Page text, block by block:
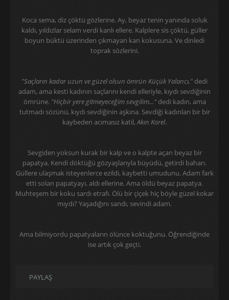
Koca sema, diz çöktü gözlerine. Ay, beyaz tenin yanında soluk
kaldı, yıldızlar selam verdi kanlı ellere. Kalplere sis çöktü, güller
boyun büktü üzerinden çıkmayan kan kokusuna. Ve dinledi
toprak sözlerini.
"Saçların kadar uzun ve güzel olsun ömrün Küçük Yalancı," dedi
adam, ama kesti kadının saçlarını kendi elleriyle, kıydı sevdiğinin
ömrüne. "Hiçbir yere gitmeyeceğim sevgilim..."dedi kadın, ama
tutmadı sözünü, kıydı sevdiğinin aşkına. Sevdiği kadınları bir bir
kaybeden acımasız katil,Akın Korel.
Sevgiden yoksun kurak bir kalp ve o kalpte açan beyaz bir
papatya. Kendi döktüğü gözyaşlarıyla büyüdü, getirdi baharı.
Güllere ulaşmak isteyenlerce ezildi, kaybetti umudunu. Adam fark
etti solan papatyayı, aldı ellerine. Ama öldü beyaz papatya.
Muhteşem bir koku sardı etrafı. Ölü bir çiçek hiç böyle güzel kokar
mıydı? Yaşadığını sandı, sevindi adam.
Ama bilmiyordu papatyaların ölünce koktuğunu. Öğrendiğinde
ise artık çok geçti.
PAYLAŞ